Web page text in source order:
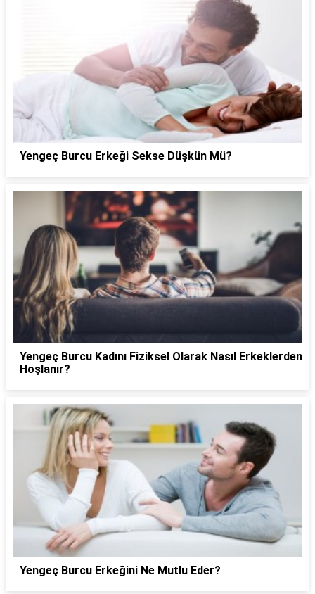
Yengeç Burcu Erkeği Sekse Düşkün Mü?
Yengeç Burcu Kadını Fiziksel Olarak Nasıl Erkeklerden
Hoşlanır?
Yengeç Burcu Erkeğini Ne Mutlu Eder?